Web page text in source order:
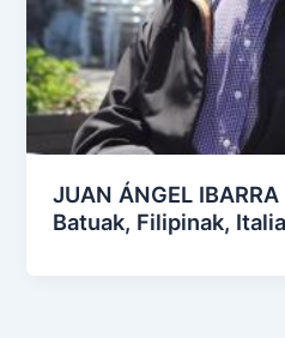
JUAN ÁNGEL
Batuak, Filipinak,